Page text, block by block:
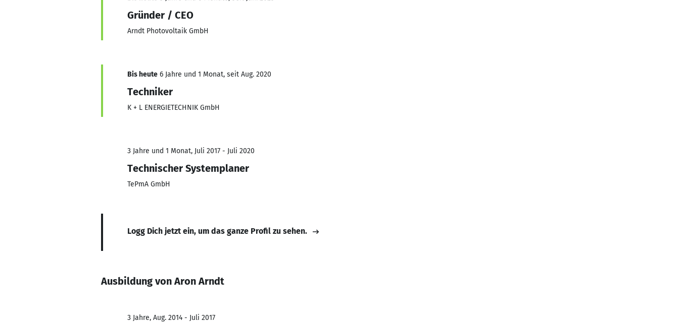
Gründer / CEO
Arndt Photovoltaik GmbH
Bis heute 6 Jahre und 1 Monat, seit Aug. 2020
Techniker
K + L ENERGIETECHNIK GmbH
3 Jahre und 1 Monat, Juli 2017 - Juli 2020
Technischer Systemplaner
TePmA GmbH
Logg Dich jetzt ein, um das ganze Profil zu sehen.
Ausbildung von Aron Arndt
3 Jahre, Aug. 2014 - Juli 2017